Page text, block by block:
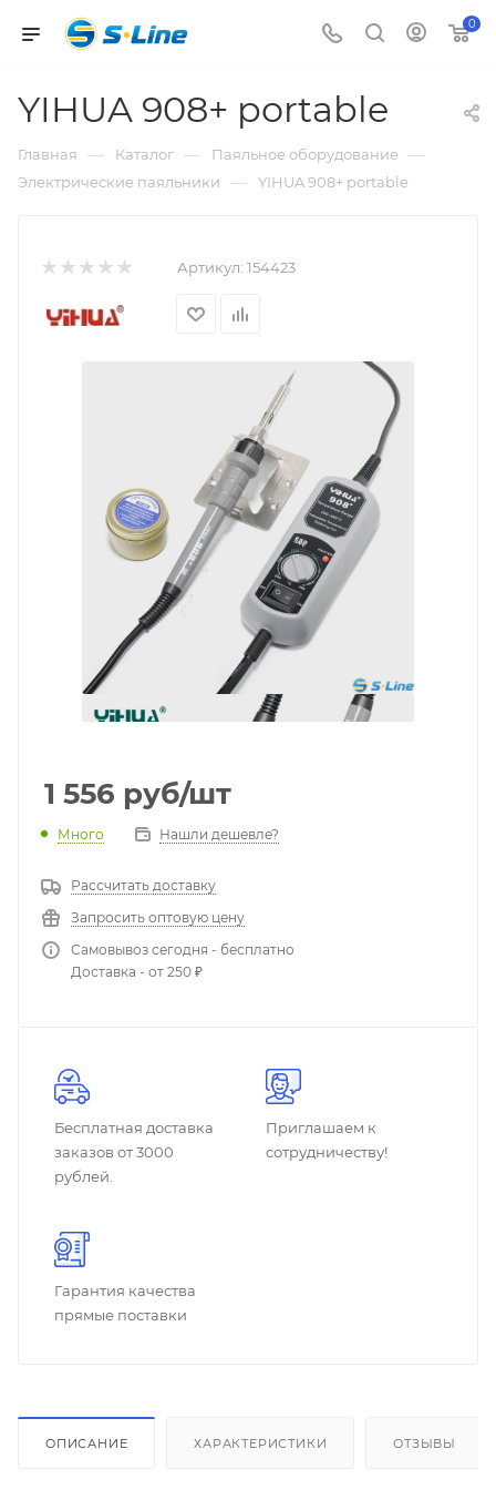
0
YIHUA 908+ portable
Главная — Каталог — Паяльное оборудование —
Электрические паяльники — YIHUA 908+ portable
Артикул: 154423
1 556 руб/шт
Много Нашли дешевле?
Рассчитать доставку
Запросить оптовую цену
Самовывоз сегодня - бесплатно
Доставка - от 250 ₽
Бесплатная доставка
заказов от 3000
рублей.
Приглашаем к
сотрудничеству!
Гарантия качества
прямые поставки
ОПИСАНИЕ ХАРАКТЕРИСТИКИ ОТЗЫВЫ